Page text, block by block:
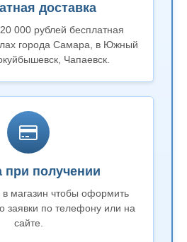
доставка
000 рублей бесплатная
города Самара, в Южный
Чапаевск.
при получении
в магазин чтобы оформить
заявки по телефону или на
сайте.